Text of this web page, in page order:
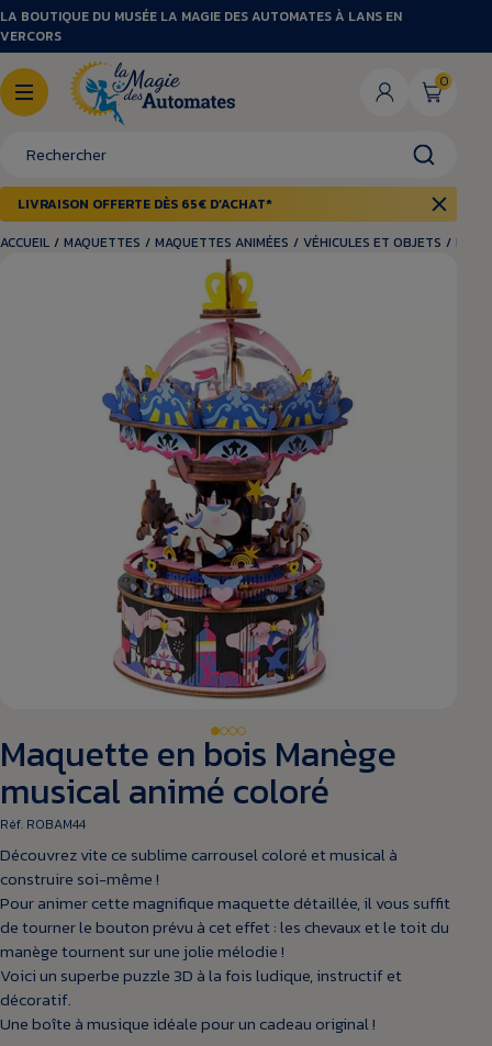
LA BOUTIQUE DU MUSÉE LA MAGIE DES AUTOMATES À LANS EN
VERCORS
0
LIVRAISON OFFERTE DÈS 65€ D’ACHAT*
ACCUEIL / MAQUETTES / MAQUETTES ANIMÉES / VÉHICULES ET OBJETS /
Maquette en bois Manège
musical animé coloré
Réf. ROBAM44
Découvrez vite ce sublime carrousel coloré et musical à
construire soi-même !
Pour animer cette magnifique maquette détaillée, il vous suffit
de tourner le bouton prévu à cet effet : les chevaux et le toit du
manège tournent sur une jolie mélodie !
Voici un superbe puzzle 3D à la fois ludique, instructif et
décoratif.
Une boîte à musique idéale pour un cadeau original !